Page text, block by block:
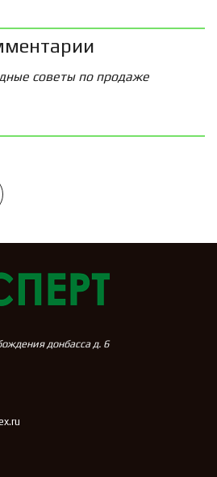
советы по продаже
донбасса д. 6